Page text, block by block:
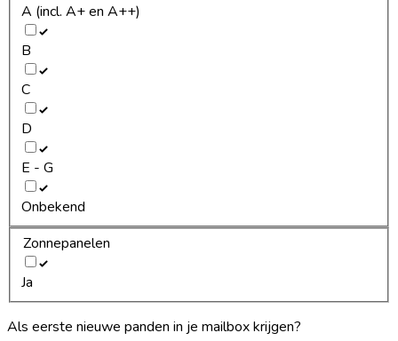
A (incl. A+ en A++)
B
C
D
E - G
Onbekend
Zonnepanelen
Ja
Als eerste nieuwe panden in je mailbox krijgen?